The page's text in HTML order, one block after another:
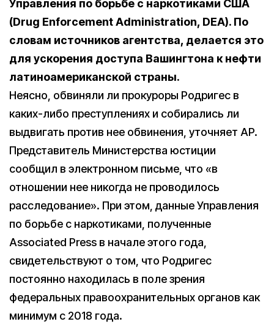
Управления по борьбе с наркотиками США
(Drug Enforcement Administration, DEA). По
словам источников агентства, делается это
для ускорения доступа Вашингтона к нефти
латиноамериканской страны.
Неясно, обвиняли ли прокуроры Родригес в
каких-либо преступлениях и собирались ли
выдвигать против нее обвинения, уточняет AP.
Представитель Министерства юстиции
сообщил в электронном письме, что «в
отношении нее никогда не проводилось
расследование». При этом, данные Управления
по борьбе с наркотиками, полученные
Associated Press в начале этого года,
свидетельствуют о том, что Родригес
постоянно находилась в поле зрения
федеральных правоохранительных органов как
минимум с 2018 года.